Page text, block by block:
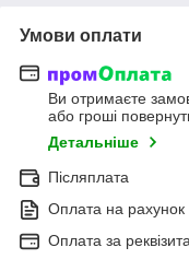
Умови оплати
Ви отримаєте
або гроші
Детальніше
Післяплата
Оплата на рахунок
Оплата за